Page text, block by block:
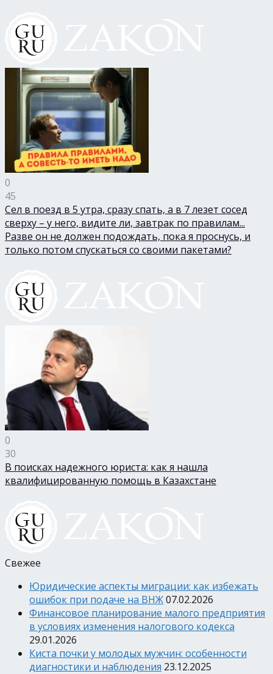
0
45
Сел в поезд в 5 утра, сразу спать, а в 7 лезет сосед
сверху – у него, видите ли, завтрак по правилам...
Разве он не должен подождать, пока я проснусь, и
только потом спускаться со своими пакетами?
0
30
В поисках надежного юриста: как я нашла
квалифицированную помощь в Казахстане
Свежее
Юридические аспекты миграции: как избежать
ошибок при подаче на ВНЖ07.02.2026
Финансовое планирование малого предприятия
в условиях изменения налогового кодекса
29.01.2026
Киста почки у молодых мужчин: особенности
диагностики и наблюдения 23.12.2025